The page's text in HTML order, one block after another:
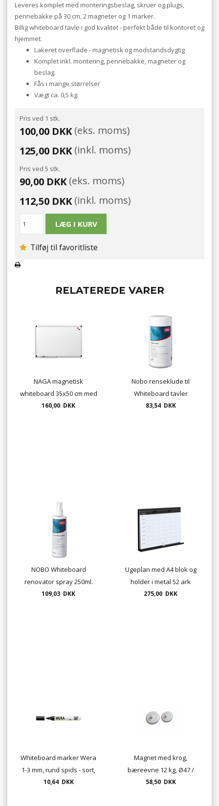
Leveres komplet med monteringsbeslag, skruer og plugs,
pennebakke på 30 cm, 2 magneter og 1 marker.
Billig whiteboard tavle i god kvalitet - perfekt både til kontoret og
hjemmet.
Lakeret overflade - magnetisk og modstandsdygtig
Komplet inkl. montering, pennebakke, magneter og
beslag.
Fås i mange størrelser
Vægt ca. 0,5 kg.
Pris ved 1 stk.
100,00 DKK(eks. moms)
125,00 DKK(inkl. moms)
Pris ved 5 stk.
90,00 DKK(eks. moms)
112,50 DKK(inkl. moms)
Tilføj til favoritliste
RELATEREDE VARER
NAGA magnetisk
whiteboard 35x50 cm med
aluramme
160,00 DKK
Nobo renseklude til
Whiteboard tavler
1901438
83,54 DKK
NOBO Whiteboard
renovator spray 250ml.
109,03 DKK
Ugeplan med A4 blok og
holder i metal 52 ark
275,00 DKK
Whiteboard marker Wera
1-3 mm, rund spids - sort,
rød, blå, grøn
10,64 DKK
Magnet med krog,
bæreevne 12 kg, Ø47 /
36mm
58,50 DKK